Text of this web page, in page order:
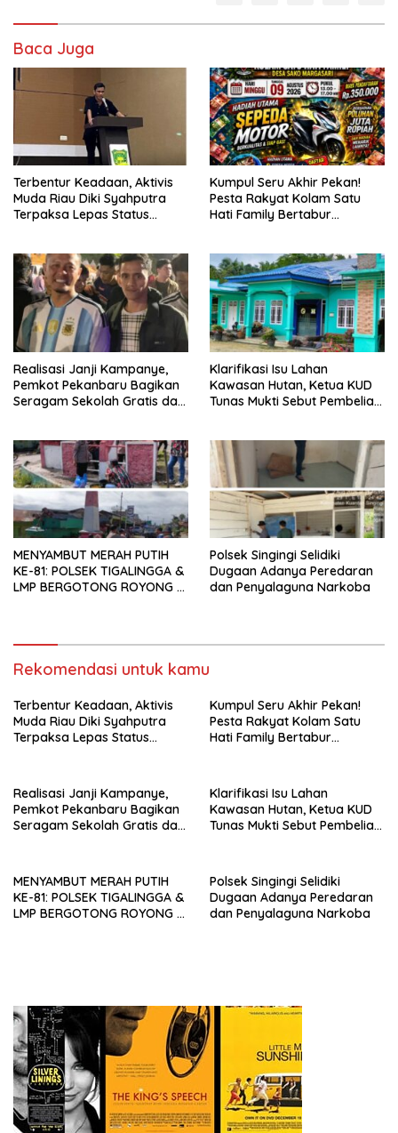
Baca Juga
Terbentur Keadaan, Aktivis
Muda Riau Diki Syahputra
Terpaksa Lepas Status
Kumpul Seru Akhir Pekan!
Pesta Rakyat Kolam Satu
Hati Family Bertabur
Realisasi Janji Kampanye,
Pemkot Pekanbaru Bagikan
Seragam Sekolah Gratis dan
Klarifikasi Isu Lahan
Kawasan Hutan, Ketua KUD
Tunas Mukti Sebut Pembelian
MENYAMBUT MERAH PUTIH
KE-81: POLSEK TIGALINGGA &
LMP BERGOTONG ROYONG DI
Polsek Singingi Selidiki
Dugaan Adanya Peredaran
dan Penyalaguna Narkoba
Rekomendasi untuk kamu
Terbentur Keadaan, Aktivis
Muda Riau Diki Syahputra
Terpaksa Lepas Status
Kumpul Seru Akhir Pekan!
Pesta Rakyat Kolam Satu
Hati Family Bertabur
Realisasi Janji Kampanye,
Pemkot Pekanbaru Bagikan
Seragam Sekolah Gratis dan
Klarifikasi Isu Lahan
Kawasan Hutan, Ketua KUD
Tunas Mukti Sebut Pembelian
MENYAMBUT MERAH PUTIH
KE-81: POLSEK TIGALINGGA &
LMP BERGOTONG ROYONG DI
Polsek Singingi Selidiki
Dugaan Adanya Peredaran
dan Penyalaguna Narkoba